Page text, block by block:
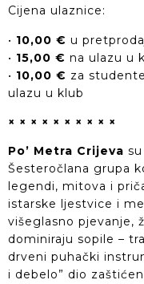
Cijena ulaznice:
• 10,00 € u
• 15,00 € na ulazu u
• 10,00 € za
ulazu u klub
× × × × × × × × × ×
Po’ Metra Crijeva su
Šesteročlana grupa
legendi, mitova i
istarske ljestvice i
višeglasno pjevanje,
dominiraju sopile –
drveni puhački
i debelo” dio